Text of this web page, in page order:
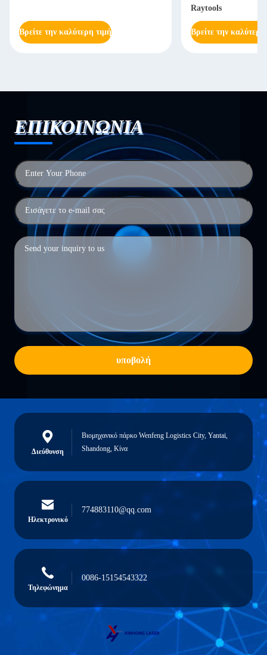
Βρείτε την καλύτερη τιμή
Raytools
Βρείτε την καλύτερη
ΕΠΙΚΟΙΝΩΝΙΑ
υποβολή
Διεύθυνση
Βιομηχανικό πάρκο Wenfeng Logistics City, Yantai,
Shandong, Κίνα
Ηλεκτρονικό
774883110@qq.com
Τηλεφώνημα
0086-15154543322